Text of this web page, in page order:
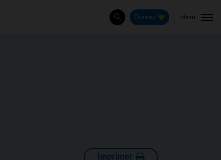
Rechercher
Donnez Menu
Imprimer